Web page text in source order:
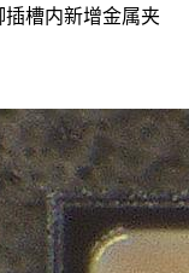
槽内新增金属夹